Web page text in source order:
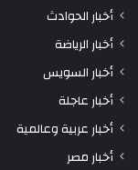
أخبار الحوادث
أخبار الرياضة
أخبار السويس
أخبار عاجلة
أخبار عربية وعالمية
أخبار مصر